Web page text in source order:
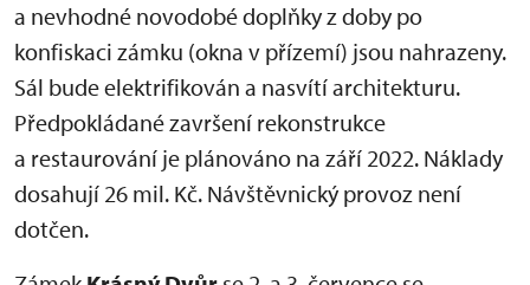
a nevhodné novodobé doplňky z doby po
konfiskaci zámku (okna v přízemí) jsou nahrazeny.
Sál bude elektrifikován a nasvítí architekturu.
Předpokládané završení rekonstrukce
a restaurování je plánováno na září 2022. Náklady
dosahují 26 mil. Kč. Návštěvnický provoz není
dotčen.